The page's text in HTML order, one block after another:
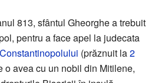
813, sfântul Gheorghe a trebuit
pentru a face apel la judecata
(prăznuit la2
o avea cu un nobil din Mitilene,